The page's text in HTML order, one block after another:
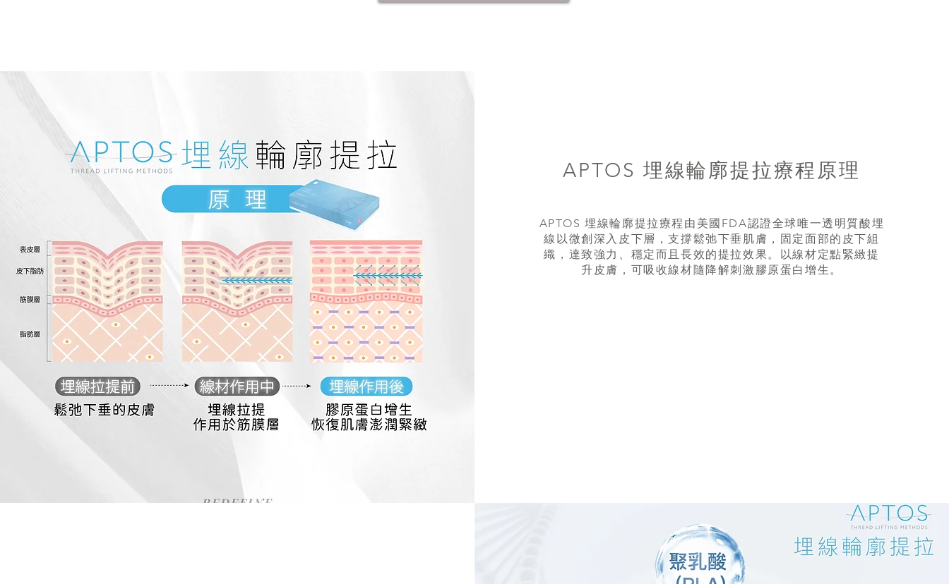
APTOS 埋線輪廓提拉療程原理
APTOS 埋線輪廓提拉療程由美國FDA認證全球唯一透明質酸埋
線以微創深入皮下層，支撐鬆弛下垂肌膚，固定面部的皮下組
織，達致強力、穩定而且長效的提拉效果。以線材定點緊緻提
升皮膚，可吸收線材隨降解刺激膠原蛋白增生。